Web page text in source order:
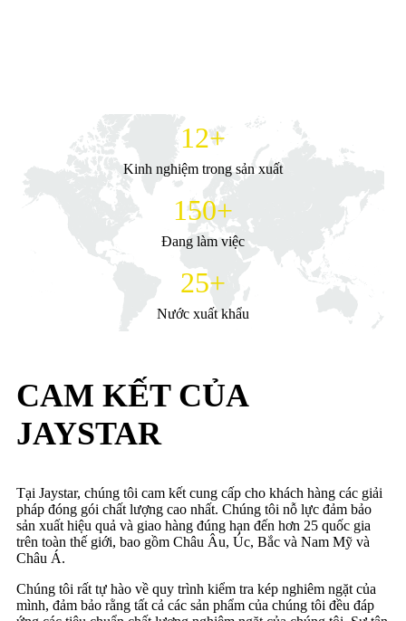
12+
Kinh nghiệm trong sản xuất
150+
Đang làm việc
25+
Nước xuất khẩu
CAM KẾT CỦA
JAYSTAR
Tại Jaystar, chúng tôi cam kết cung cấp cho khách hàng các giải
pháp đóng gói chất lượng cao nhất. Chúng tôi nỗ lực đảm bảo
sản xuất hiệu quả và giao hàng đúng hạn đến hơn 25 quốc gia
trên toàn thế giới, bao gồm Châu Âu, Úc, Bắc và Nam Mỹ và
Châu Á.
Chúng tôi rất tự hào về quy trình kiểm tra kép nghiêm ngặt của
mình, đảm bảo rằng tất cả các sản phẩm của chúng tôi đều đáp